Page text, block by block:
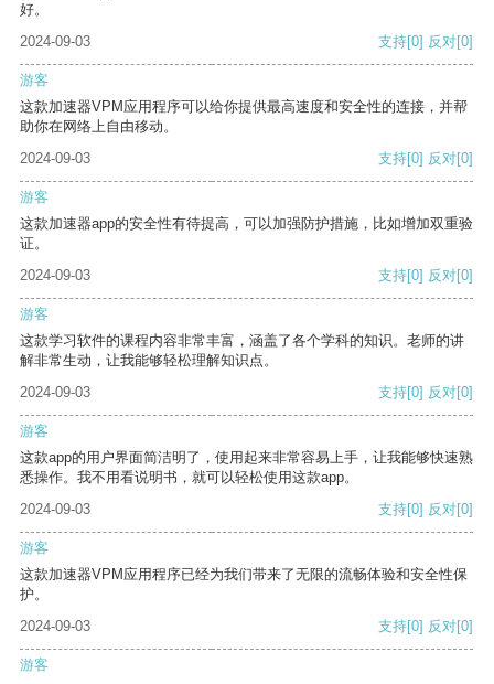
好。
2024-09-03
支持[0] 反对[0]
游客
这款加速器VPM应用程序可以给你提供最高速度和安全性的连接，并帮
助你在网络上自由移动。
2024-09-03
支持[0] 反对[0]
游客
这款加速器app的安全性有待提高，可以加强防护措施，比如增加双重验
证。
2024-09-03
支持[0] 反对[0]
游客
这款学习软件的课程内容非常丰富，涵盖了各个学科的知识。老师的讲
解非常生动，让我能够轻松理解知识点。
2024-09-03
支持[0] 反对[0]
游客
这款app的用户界面简洁明了，使用起来非常容易上手，让我能够快速熟
悉操作。我不用看说明书，就可以轻松使用这款app。
2024-09-03
支持[0] 反对[0]
游客
这款加速器VPM应用程序已经为我们带来了无限的流畅体验和安全性保
护。
2024-09-03
支持[0] 反对[0]
游客